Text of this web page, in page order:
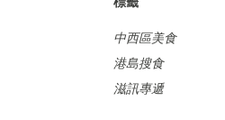
中西區美食
港島搜食
滋訊專遞